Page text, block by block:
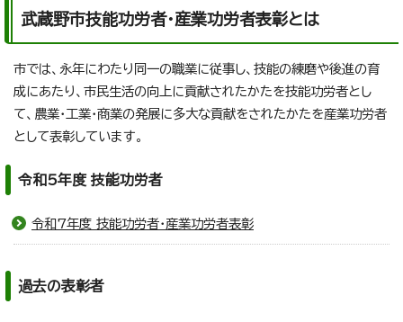
武蔵野市技能功労者・産業功労者表彰とは
市では、永年にわたり同一の職業に従事し、技能の練磨や後進の育
成にあたり、市民生活の向上に貢献されたかたを技能功労者とし
て、農業・工業・商業の発展に多大な貢献をされたかたを産業功労者
として表彰しています。
令和5年度 技能功労者
令和7年度 技能功労者・産業功労者表彰
過去の表彰者